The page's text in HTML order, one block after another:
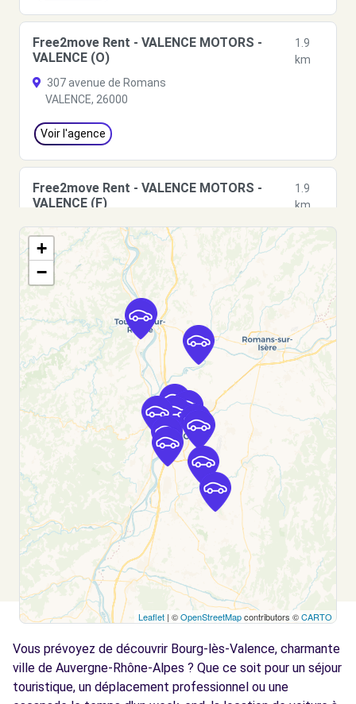
Free2move Rent - VALENCE MOTORS -
VALENCE (O)
1.9
km
307 avenue de Romans
VALENCE, 26000
Voir l'agence
Free2move Rent - VALENCE MOTORS -
VALENCE (F)
1.9
km
307 ROUTE DE ROMANS
VALENCE, 26000
Free2Move Rent - SARL CRUSSOL
AUTOMOBILES - GUILHERAND-GRANGES (C)
2.8
km
AVENUE GEORGES CLEMENCEAU
GUILHERAND-GRANGES, 07500
Voir l'agence
Free2move Rent - MINODIER AUTOMOBILES
- VALENCE (DS)
505 ROUTE DE CHABEUIL
VALENCE, FR-26, 26000
Voir l'agence
Free2move Rent - MINODIER AUTOMOBILES 4.4
AVENUE DE MARSEILLE
VALENCE, 26000
+
−
Leaflet | ©OpenStreetMapcontributors ©CARTO
Vous prévoyez de découvrir Bourg-lès-Valence, charmante
ville de Auvergne-Rhône-Alpes ? Que ce soit pour un séjour
touristique, un déplacement professionnel ou une